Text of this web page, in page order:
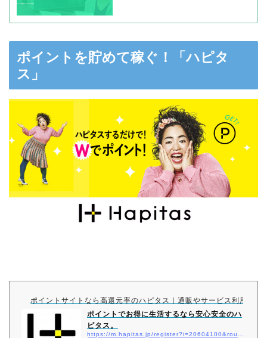
ポイントを貯めて稼ぐ！「ハピタ
ス」
ポイントサイトなら高還元率のハピタス｜通販やサービス利用でW
ポイントでお得に生活するなら安心安全のハ
ピタス。